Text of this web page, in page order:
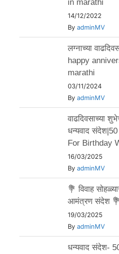
in marathi
14/12/2022
By adminMV
लग्नाच्या
happy
marathi
03/11/2024
By adminMV
वाढदिवसाच्या
धन्यवाद
For Birthday
16/03/2025
By adminMV
💐 विवाह
आमंत्रण संदेश 💐
19/03/2025
By adminMV
धन्यवाद संदेश-